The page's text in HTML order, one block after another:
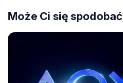
Może Ci się spodobać